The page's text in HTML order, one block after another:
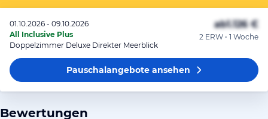
01.10.2026 - 09.10.2026
All Inclusive Plus
Doppelzimmer Deluxe Direkter Meerblick
ab1.126 €
2 ERW • 1 Woche
Pauschalangeboteansehen
Bewertungen